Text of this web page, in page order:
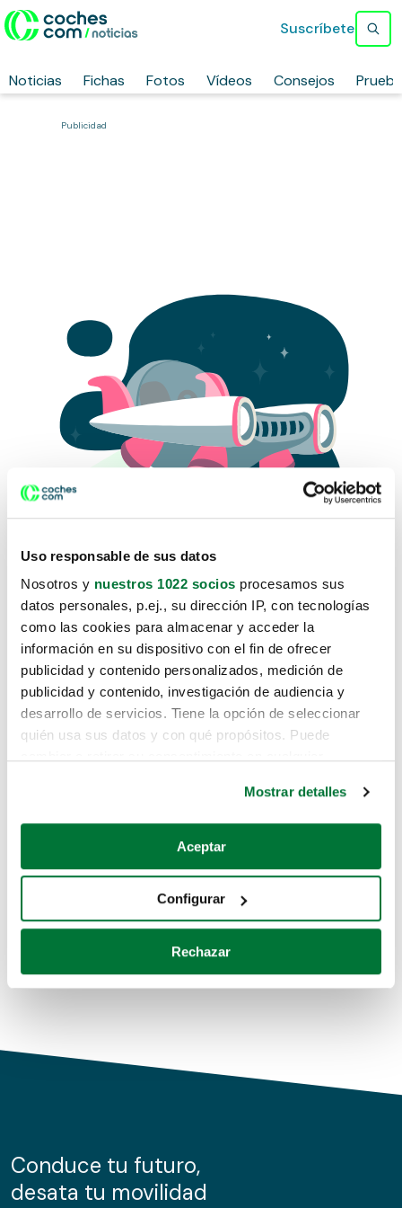
Uso responsable de sus datos
Nosotros y nuestros 1022 socios procesamos sus
datos personales, p.ej., su dirección IP, con tecnologías
como las cookies para almacenar y acceder la
información en su dispositivo con el fin de ofrecer
publicidad y contenido personalizados, medición de
publicidad y contenido, investigación de audiencia y
desarrollo de servicios. Tiene la opción de seleccionar
quién usa sus datos y con qué propósitos. Puede
Si lo permite, también quisiéramos:
Recopilar información sobre su ubicación geográfica
Identificar su dispositivo analizándolo activamente
para buscar características específicas (huellas
Obtenga más información sobre cómo se procesan sus
de cookies.
información sobre el uso que haga del sitio web con
nuestros partners de redes sociales, publicidad y análisis
Mostrar detalles
Aceptar
Configurar
Rechazar
Noticias Fichas Fotos Vídeos Consejos
Suscríbete
Publicidad
Lo sentimos, no sabemos como
te hemos traido hasta aquí.
Pero puedes encontrar el coche que estás
buscando en alguno de estos enlaces:
Coches de segunda mano
Coches de km0
Conduce tu futuro,
desata tu movilidad